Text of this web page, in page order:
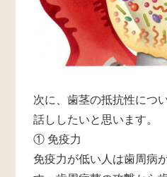
次に、歯茎の抵抗性につ
話ししたいと思います。
① 免疫力
免疫力が低い人は歯周病